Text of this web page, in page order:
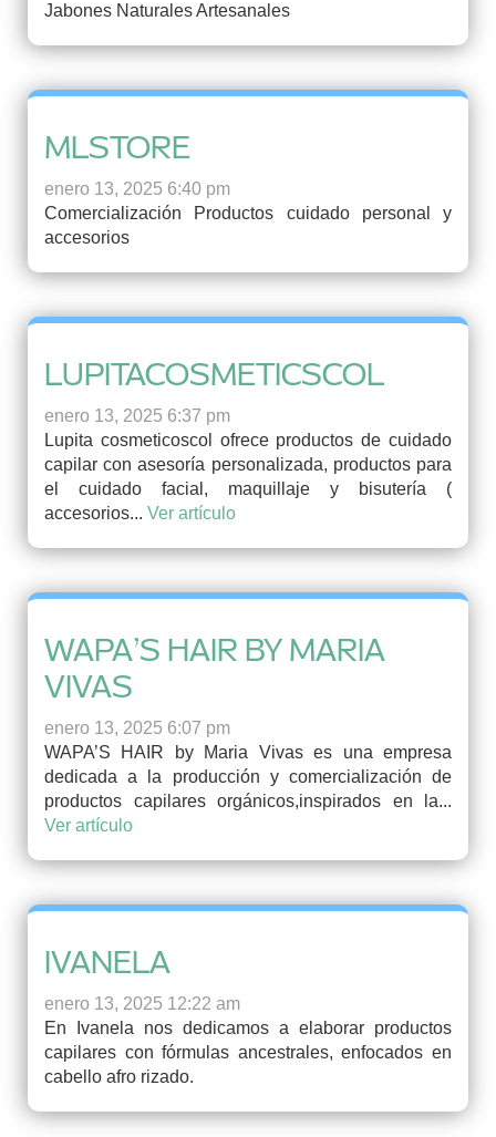
Jabones Naturales Artesanales
MLSTORE
enero 13, 2025 6:40 pm
Comercialización Productos cuidado personal y
accesorios
LUPITACOSMETICSCOL
enero 13, 2025 6:37 pm
Lupita cosmeticoscol ofrece productos de cuidado
capilar con asesoría personalizada, productos para
el cuidado facial, maquillaje y bisutería (
accesorios... Ver artículo
WAPA’S HAIR BY MARIA
VIVAS
enero 13, 2025 6:07 pm
WAPA’S HAIR by Maria Vivas es una empresa
dedicada a la producción y comercialización de
productos capilares orgánicos,inspirados en la...
Ver artículo
IVANELA
enero 13, 2025 12:22 am
En Ivanela nos dedicamos a elaborar productos
capilares con fórmulas ancestrales, enfocados en
cabello afro rizado.